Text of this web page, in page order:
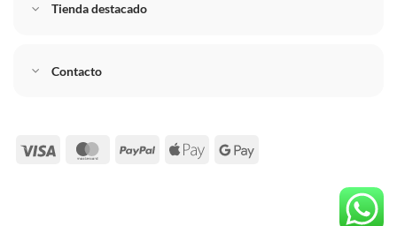
Tienda destacado
Contacto
Visa MasterCard
PayPal Apple
Google